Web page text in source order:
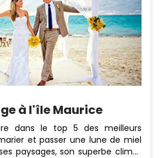
à l'île Maurice
dans le top 5 des meilleurs
et passer une lune de miel
paysages, son superbe climat